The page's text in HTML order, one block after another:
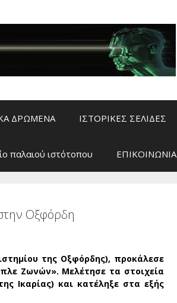
ΔΡΩΜΕΝΑ ΙΣΤΟΡΙΚΕΣ ΣΕΛΙΔΕΣ
παλαιού ιστότοπου ΕΠΙΚΟΙΝΩΝΙΑ
Οξφόρδη
της Οξφόρδης), προκάλεσε
Ζωνών». Μελέτησε τα στοιχεία
Ικαρίας) και κατέληξε στα εξής